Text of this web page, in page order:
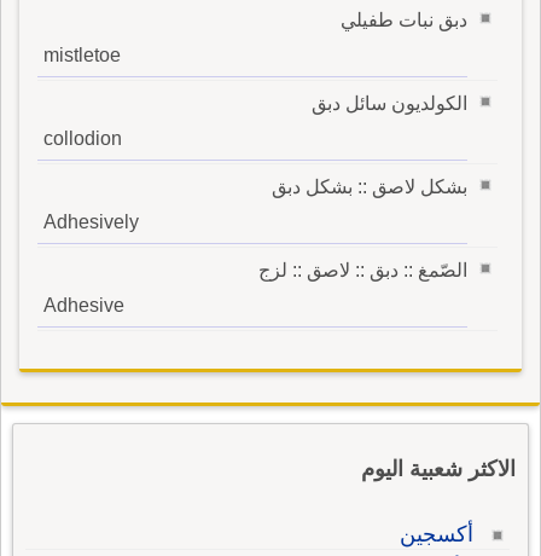
دبق نبات طفيلي
mistletoe
الكولديون سائل دبق
collodion
بشكل لاصق :: بشكل دبق
Adhesively
الصّمغ :: دبق :: لاصق :: لزج
Adhesive
الاكثر شعبية اليوم
أكسجين